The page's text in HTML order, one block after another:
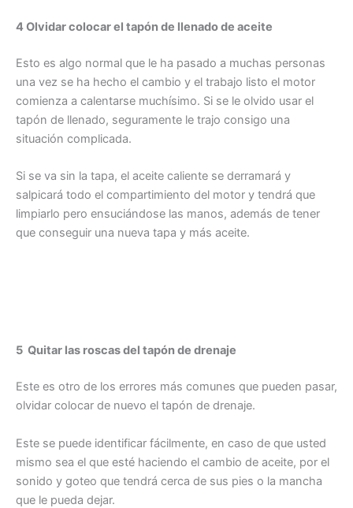
4 Olvidar colocar el tapón de llenado de aceite
Esto es algo normal que le ha pasado a muchas personas
una vez se ha hecho el cambio y el trabajo listo el motor
comienza a calentarse muchísimo. Si se le olvido usar el
tapón de llenado, seguramente le trajo consigo una
situación complicada.
Si se va sin la tapa, el aceite caliente se derramará y
salpicará todo el compartimiento del motor y tendrá que
limpiarlo pero ensuciándose las manos, además de tener
que conseguir una nueva tapa y más aceite.
5 Quitar las roscas del tapón de drenaje
Este es otro de los errores más comunes que pueden pasar,
olvidar colocar de nuevo el tapón de drenaje.
Este se puede identificar fácilmente, en caso de que usted
mismo sea el que esté haciendo el cambio de aceite, por el
sonido y goteo que tendrá cerca de sus pies o la mancha
que le pueda dejar.